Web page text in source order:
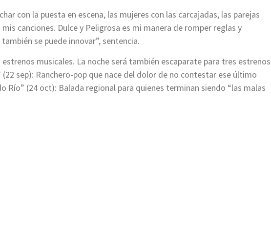
con la puesta en escena, las mujeres con las carcajadas, las parejas
canciones. Dulce y Peligrosa es mi manera de romper reglas y
se puede innovar”, sentencia.
musicales. La noche será también escaparate para tres estrenos
sep): Ranchero-pop que nace del dolor de no contestar ese último
Río” (24 oct): Balada regional para quienes terminan siendo “las malas